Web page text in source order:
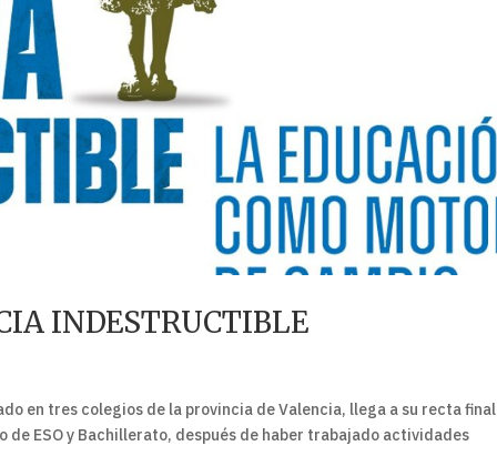
INDESTRUCTIBLE
en tres colegios de la provincia de Valencia, llega a su recta
ESO y Bachillerato, después de haber trabajado actividades